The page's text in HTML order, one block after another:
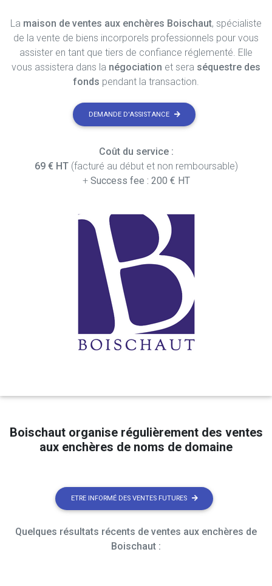
La maison de ventes aux enchères Boischaut, spécialiste
de la vente de biens incorporels professionnels pour vous
assister en tant que tiers de confiance réglementé. Elle
vous assistera dans la négociation et sera séquestre des
fonds pendant la transaction.
DEMANDE D'ASSISTANCE
Coût du service :
69 € HT(facturé au début et non remboursable)
+ Success fee : 200 € HT
Boischaut organise régulièrement des ventes
aux enchères de noms de domaine
ETRE INFORMÉ DES VENTES FUTURES
Quelques résultats récents de ventes aux enchères de
Boischaut :